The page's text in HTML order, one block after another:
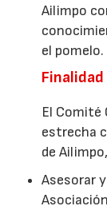
Ailimpo
el pomelo.
El Comité
estrecha
de
Asesorar